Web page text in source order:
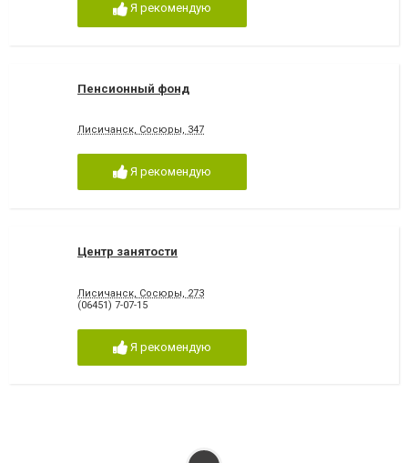
Я рекомендую
Пенсионный фонд
Лисичанск, Сосюры, 347
Я рекомендую
Центр занятости
Лисичанск, Сосюры, 273
(06451) 7-07-15
Я рекомендую